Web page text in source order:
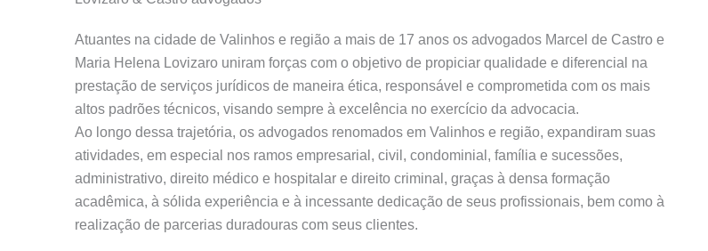
Atuantes na cidade de Valinhos e região a mais de 17 anos os advogados Marcel de Castro e
Maria Helena Lovizaro uniram forças com o objetivo de propiciar qualidade e diferencial na
prestação de serviços jurídicos de maneira ética, responsável e comprometida com os mais
altos padrões técnicos, visando sempre à excelência no exercício da advocacia.
Ao longo dessa trajetória, os advogados renomados em Valinhos e região, expandiram suas
atividades, em especial nos ramos empresarial, civil, condominial, família e sucessões,
administrativo, direito médico e hospitalar e direito criminal, graças à densa formação
acadêmica, à sólida experiência e à incessante dedicação de seus profissionais, bem como à
realização de parcerias duradouras com seus clientes.